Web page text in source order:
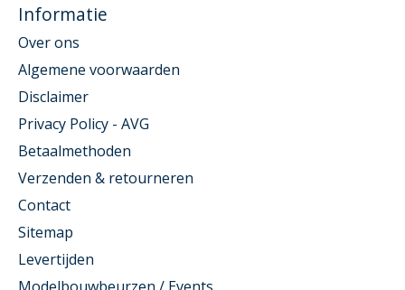
Informatie
Over ons
Algemene voorwaarden
Disclaimer
Privacy Policy - AVG
Betaalmethoden
Verzenden & retourneren
Contact
Sitemap
Levertijden